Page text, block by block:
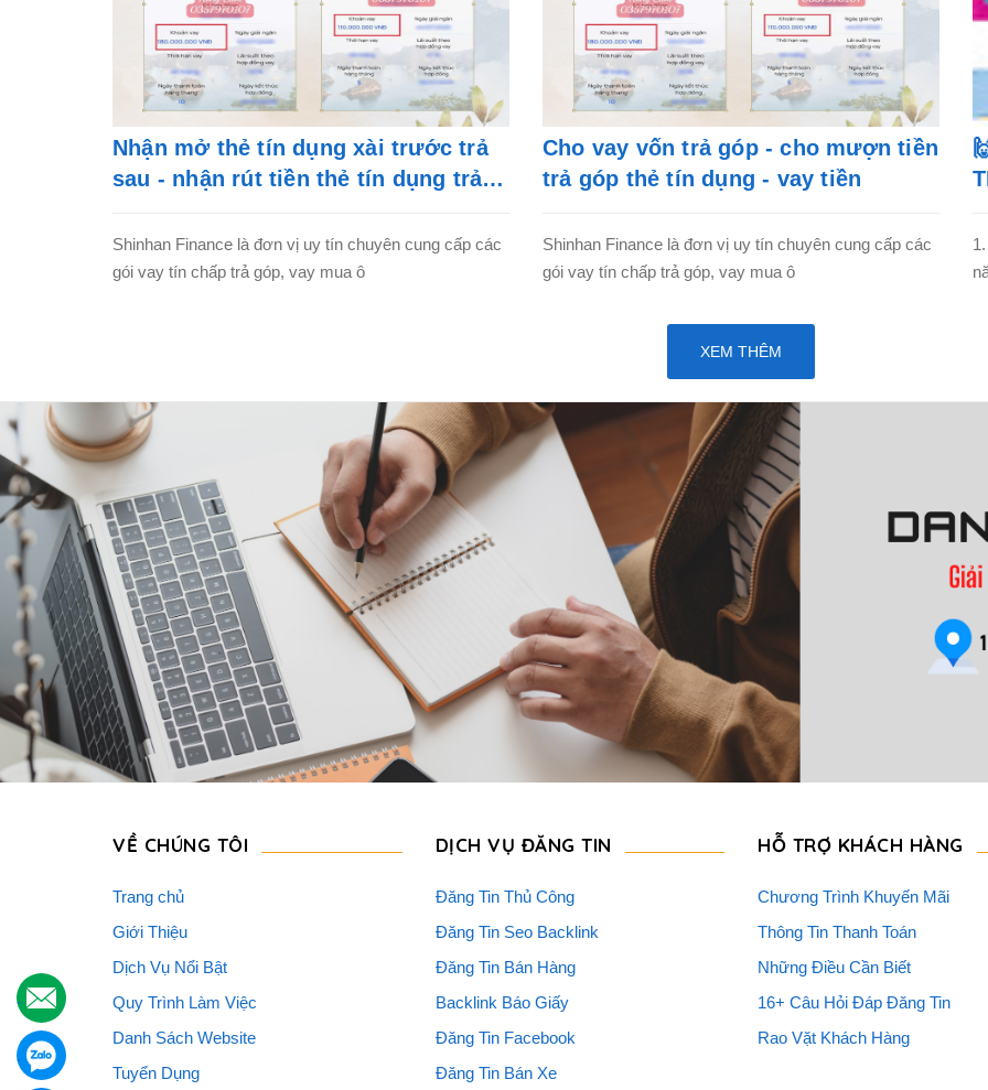
Nhận mở thẻ tín dụng xài trước trả
sau - nhận rút tiền thẻ tín dụng trả
Shinhan Finance là đơn vị uy tín chuyên cung cấp các
gói vay tín chấp trả góp, vay mua ô
Cho vay vốn trả góp - cho mượn tiền
trả góp thẻ tín dụng - vay tiền
Shinhan Finance là đơn vị uy tín chuyên cung cấp các
gói vay tín chấp trả góp, vay mua ô
XEM THÊM
VỀ CHÚNG TÔI
Trang chủ
Giới Thiệu
Dịch Vụ Nổi Bật
Quy Trình Làm Việc
Danh Sách Website
Tuyển Dụng
DỊCH VỤ ĐĂNG TIN
Đăng Tin Thủ Công
Đăng Tin Seo Backlink
Đăng Tin Bán Hàng
Backlink Báo Giấy
Đăng Tin Facebook
Đăng Tin Bán Xe
HỖ TRỢ KHÁCH HÀNG
Chương Trình Khuyến Mãi
Thông Tin Thanh Toán
Những Điều Cần Biết
16+ Câu Hỏi Đáp Đăng Tin
Rao Vặt Khách Hàng
.
.